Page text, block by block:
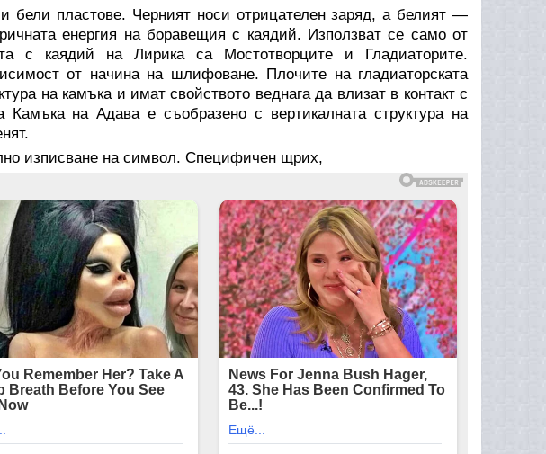
пластове. Черният носи отрицателен заряд, а белият —
енергия на боравещия с каядий. Използват се само от
с каядий на Лирика са Мостотворците и Гладиаторите.
от начина на шлифоване. Плочите на гладиаторската
на камъка и имат свойството веднага да влизат в контакт с
Камъка на Адава е съобразено с вертикалната структура на
изписване на символ. Специфичен щрих,